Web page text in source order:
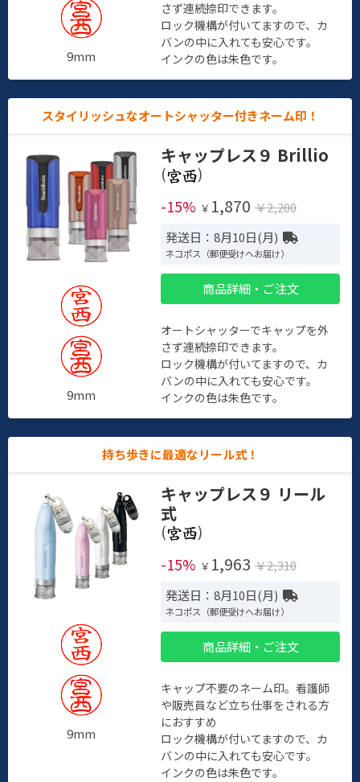
9mm
さず連続捺印できます。
ロック機構が付いてますので、カ
バンの中に入れても安心です。
インクの色は朱色です。
スタイリッシュなオートシャッター付きネーム印！
9mm
キャップレス９ Brillio
(
)
-15% ￥ 1,870 ￥2,200
発送日：8月10日(月)
ネコポス（郵便受けへお届け）
商品詳細・ご注文
オートシャッターでキャップを外
さず連続捺印できます。
ロック機構が付いてますので、カ
バンの中に入れても安心です。
インクの色は朱色です。
持ち歩きに最適なリール式！
9mm
キャップレス９ リール
式
(
)
-15% ￥ 1,963 ￥2,310
発送日：8月10日(月)
ネコポス（郵便受けへお届け）
商品詳細・ご注文
キャップ不要のネーム印。看護師
や販売員など立ち仕事をされる方
におすすめ
ロック機構が付いてますので、カ
バンの中に入れても安心です。
インクの色は朱色です。